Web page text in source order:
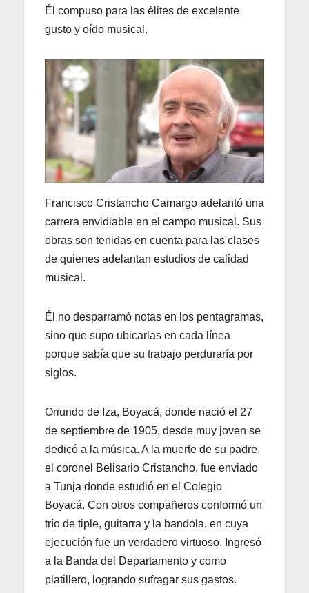
Él compuso para las élites de excelente
gusto y oído musical.
Francisco Cristancho Camargo adelantó una
carrera envidiable en el campo musical. Sus
obras son tenidas en cuenta para las clases
de quienes adelantan estudios de calidad
musical.
Él no desparramó notas en los pentagramas,
sino que supo ubicarlas en cada línea
porque sabía que su trabajo perduraría por
siglos.
Oriundo de Iza, Boyacá, donde nació el 27
de septiembre de 1905, desde muy joven se
dedicó a la música. A la muerte de su padre,
el coronel Belisario Cristancho, fue enviado
a Tunja donde estudió en el Colegio
Boyacá. Con otros compañeros conformó un
trío de tiple, guitarra y la bandola, en cuya
ejecución fue un verdadero virtuoso. Ingresó
a la Banda del Departamento y como
platillero, logrando sufragar sus gastos.